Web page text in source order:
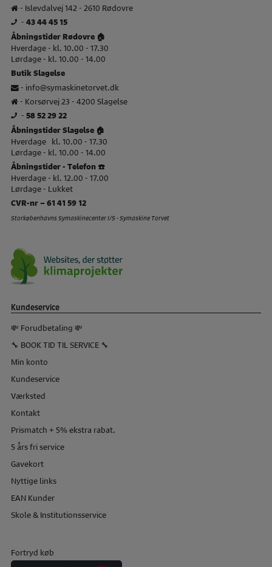
- Islevdalvej 142 - 2610 Rødovre
- 43 44 45 15
Åbningstider Rødovre 🏠
Hverdage - kl. 10.00 - 17.30
Lørdage - kl. 10.00 - 14.00
Butik Slagelse
- info@symaskinetorvet.dk
- Korsørvej 23 - 4200 Slagelse
- 58 52 29 22
Åbningstider Slagelse 🏠
Hverdage kl. 10.00 - 17.30
Lørdage - kl. 10.00 - 14.00
Åbningstider - Telefon ☎️
Hverdage - kl. 12.00 - 17.00
Lørdage - Lukket
CVR-nr – 61 41 59 12
Storkøbenhavns Symaskinecenter I/S - Symaskine Torvet
Kundeservice
💸 Forudbetaling 💸
🔧 BOOK TID TIL SERVICE 🔧
Min konto
Kundeservice
Værksted
Kontakt
Prismatch + 5% ekstra rabat.
5 års fri service
Gavekort
Nyttige links
EAN Kunder
Skole & Institutionsservice
Fortryd køb